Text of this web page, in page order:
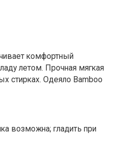
комфортный
летом. Прочная мягкая
стирках. Одеяло Bamboo
возможна; гладить при